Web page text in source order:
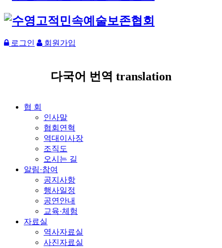
로그인 회원가입
다국어 번역 translation
협 회
인사말
협회연혁
역대이사장
조직도
오시는 길
알림·참여
공지사항
행사일정
공연안내
교육·체험
자료실
역사자료실
사진자료실